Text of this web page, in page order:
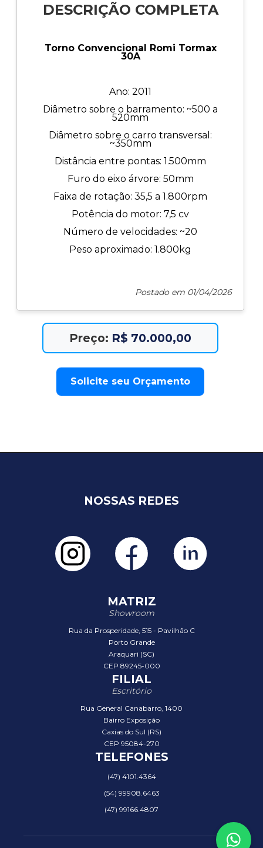
DESCRIÇÃO COMPLETA
Torno Convencional Romi Tormax
30A
Ano: 2011
Diâmetro sobre o barramento: ~500 a
520mm
Diâmetro sobre o carro transversal:
~350mm
Distância entre pontas: 1.500mm
Furo do eixo árvore: 50mm
Faixa de rotação: 35,5 a 1.800rpm
Potência do motor: 7,5 cv
Número de velocidades: ~20
Peso aproximado: 1.800kg
Postado em 01/04/2026
Preço: R$ 70.000,00
Solicite seu Orçamento
NOSSAS REDES
MATRIZ
Showroom
Rua da Prosperidade, 515 - Pavilhão C
Porto Grande
Araquari (SC)
CEP 89245-000
FILIAL
Escritório
Rua General Canabarro, 1400
Bairro Exposição
Caxias do Sul (RS)
CEP 95084-270
TELEFONES
(47) 4101.4364
(54) 99908.6463
(47) 99166.4807